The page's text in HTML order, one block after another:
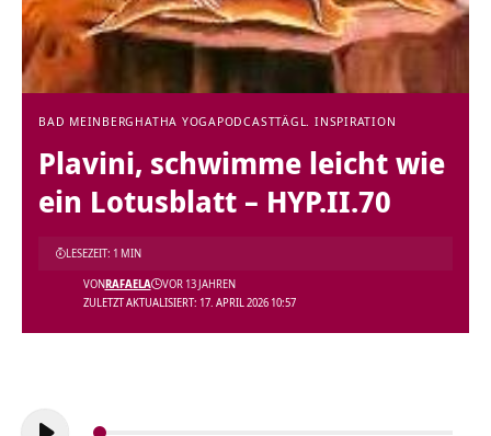
BAD MEINBERG HATHA YOGAPODCASTTÄGL. INSPIRATION
Plavini, schwimme leicht wie
ein Lotusblatt – HYP.II.70
ZULETZT AKTUALISIERT: 17. APRIL 2026 10:57
VONRAFAELA VOR 13 JAHREN
LESEZEIT: 1 MIN
Audio-